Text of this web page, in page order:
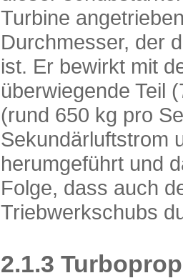
Turbine
Durchmesser, der
ist. Er bewirkt mit
überwiegende Teil
(rund 650 kg pro
Sekundärluftstrom
herumgeführt und
Folge, dass auch
Triebwerkschubs
2.1.3 Turboprop